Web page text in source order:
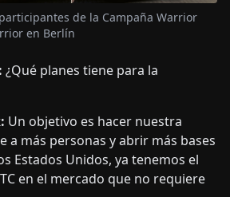
de la Campaña Warrior
en Berlín
¿Qué planes tiene para la
Un objetivo es hacer nuestra
a más personas y abrir más bases
Estados Unidos, ya tenemos el
en el mercado que no requiere